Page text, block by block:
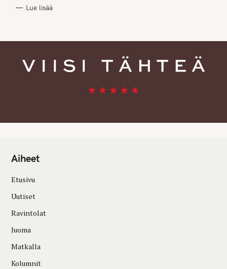
I
Lue lisää
Aiheet
Etusivu
Uutiset
Ravintolat
Juoma
Matkalla
Kolumnit